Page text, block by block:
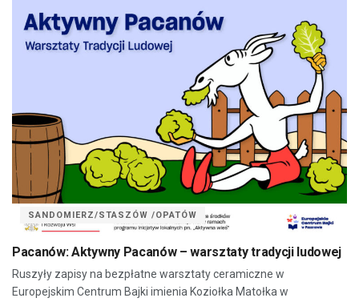
SANDOMIERZ/STASZÓW /OPATÓW
Pacanów: Aktywny Pacanów – warsztaty tradycji ludowej
Ruszyły zapisy na bezpłatne warsztaty ceramiczne w
Europejskim Centrum Bajki imienia Koziołka Matołka w